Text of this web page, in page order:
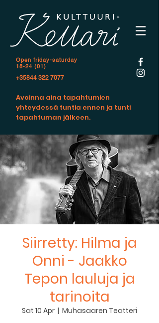
Open friday-saturday
18-24 (01)
+35844 322 7077
Avoinna aina tapahtumien
yhteydessä tuntia ennen ja tunti
tapahtuman jälkeen.
Siirretty: Hilma ja
Onni - Jaakko
Tepon lauluja ja
tarinoita
Sat 10 Apr
  |
Muhasaaren Teatteri